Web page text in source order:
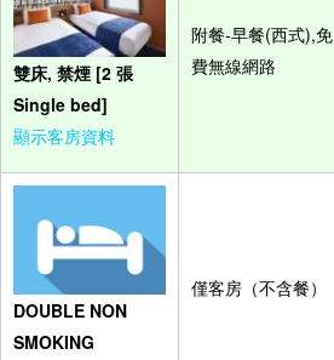
雙床, 禁煙 [2 張
Single bed]
顯示客房資料
附餐-早餐(西式),免
費無線網路
DOUBLE NON
SMOKING
僅客房（不含餐）